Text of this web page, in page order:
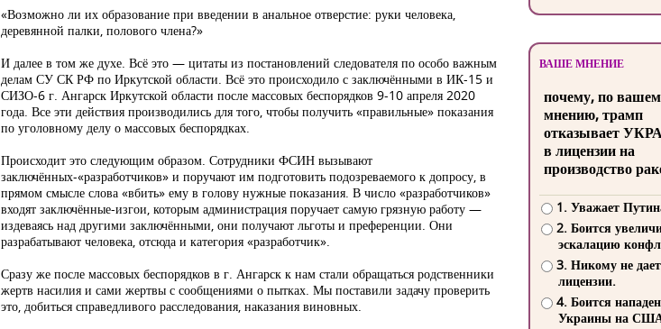
«Возможно ли их образование при введении в анальное отверстие: руки человека,
деревянной палки, полового члена?»
И далее в том же духе. Всё это — цитаты из постановлений следователя по особо важным
делам СУ СК РФ по Иркутской области. Всё это происходило с заключёнными в ИК-15 и
СИЗО-6 г. Ангарск Иркутской области после массовых беспорядков 9-10 апреля 2020
года. Все эти действия производились для того, чтобы получить «правильные» показания
по уголовному делу о массовых беспорядках.
Происходит это следующим образом. Сотрудники ФСИН вызывают
заключённых-«разработчиков» и поручают им подготовить подозреваемого к допросу, в
прямом смысле слова «вбить» ему в голову нужные показания. В число «разработчиков»
входят заключённые-изгои, которым администрация поручает самую грязную работу —
издеваясь над другими заключёнными, они получают льготы и преференции. Они
разрабатывают человека, отсюда и категория «разработчик».
Сразу же после массовых беспорядков в г. Ангарск к нам стали обращаться родственники
жертв насилия и сами жертвы с сообщениями о пытках. Мы поставили задачу проверить
это, добиться справедливого расследования, наказания виновных.
ВАШЕ МНЕНИЕ
почему, по
мнению, трамп
отказывает
в лицензии на
производство
1. Уважает
2. Боится
эскалацию
3. Никому не
лицензии.
4. Боится
Украины на